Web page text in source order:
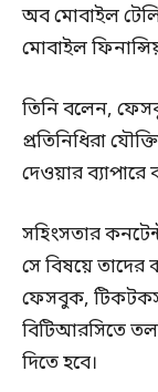
অব মোবাইল
মোবাইল
তিনি বলেন,
প্রতিনিধিরা
দেওয়ার ব্যাপারে
সহিংসতার
সে বিষয়ে তাদের
ফেসবুক,
বিটিআরসিতে
দিতে হবে।